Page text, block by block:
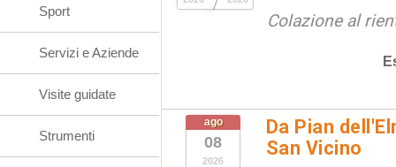
Colazione al
ago
08
2026
Da Pian
San Vicino
Sport
Servizi e Aziende
Visite guidate
Strumenti